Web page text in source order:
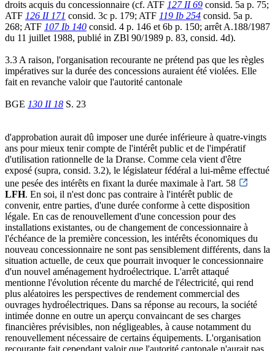
droits acquis du concessionnaire (cf. ATF 127 II 69 consid. 5a p. 75;
ATF 126 II 171 consid. 3c p. 179; ATF 119 Ib 254 consid. 5a p.
268; ATF 107 Ib 140 consid. 4 p. 146 et 6b p. 150; arrêt A.188/1987
du 11 juillet 1988, publié in ZBl 90/1989 p. 83, consid. 4d).
3.3 A raison, l'organisation recourante ne prétend pas que les règles
impératives sur la durée des concessions auraient été violées. Elle
fait en revanche valoir que l'autorité cantonale
BGE 130 II 18 S. 23
d'approbation aurait dû imposer une durée inférieure à quatre-vingts
ans pour mieux tenir compte de l'intérêt public et de l'impératif
d'utilisation rationnelle de la Dranse. Comme cela vient d'être
exposé (supra, consid. 3.2), le législateur fédéral a lui-même effectué
une pesée des intérêts en fixant la durée maximale à l'art. 58
LFH. En soi, il n'est donc pas contraire à l'intérêt public de
convenir, entre parties, d'une durée conforme à cette disposition
légale. En cas de renouvellement d'une concession pour des
installations existantes, ou de changement de concessionnaire à
l'échéance de la première concession, les intérêts économiques du
nouveau concessionnaire ne sont pas sensiblement différents, dans la
situation actuelle, de ceux que pourrait invoquer le concessionnaire
d'un nouvel aménagement hydroélectrique. L'arrêt attaqué
mentionne l'évolution récente du marché de l'électricité, qui rend
plus aléatoires les perspectives de rendement commercial des
ouvrages hydroélectriques. Dans sa réponse au recours, la société
intimée donne en outre un aperçu convaincant de ses charges
financières prévisibles, non négligeables, à cause notamment du
renouvellement nécessaire de certains équipements. L'organisation
recourante fait cependant valoir que l'autorité cantonale n'aurait pas